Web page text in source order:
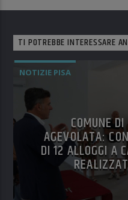
TI POTREBBE INTERESSARE
NOTIZIE PISA
COMUNE
AGEVOLATA:
DI 12 ALLOGGI A